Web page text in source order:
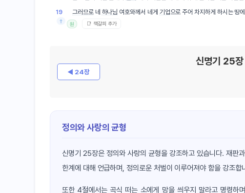
19 그러므로 네 하나님 여호와께서 네게 기업으로 주어 차지하게 하시는 땅
†
원 📑 책갈피 추가
◀ 24장
신명기 25
정의와 사랑의 균형
신명기 25장은 정의와 사랑의 균형을 강조하고 있습니다. 재판
한계에 대해 언급하며, 정의로운 처벌이 이루어져야 함을 강조합
또한 4절에서는 곡식 떠는 소에게 망을 씌우지 말라고 명령하